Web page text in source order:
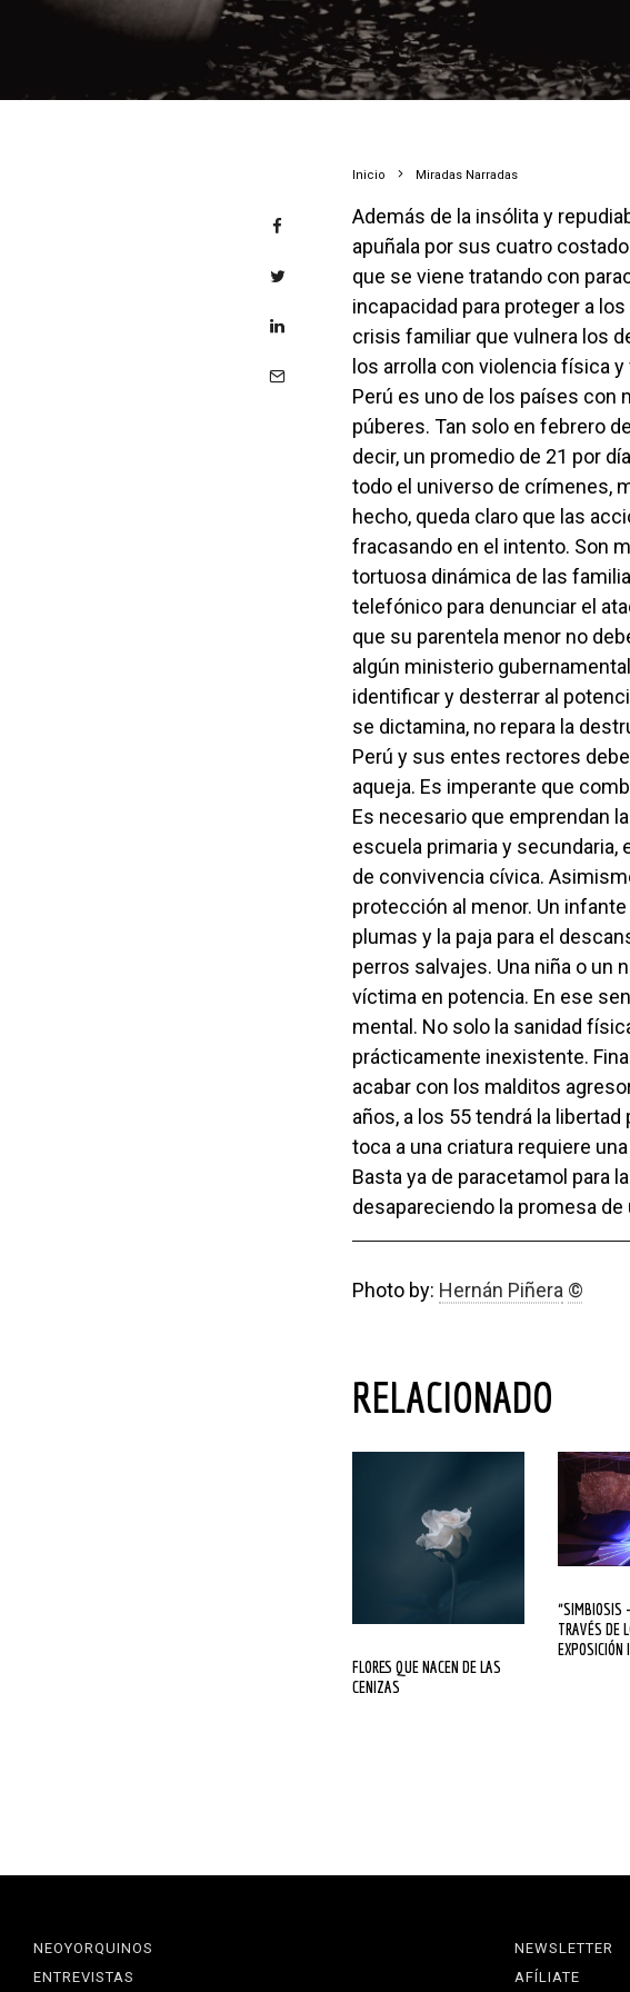
Inicio Miradas Narradas
Además de la insólita y repudiable crisis política en el Perú, existe otra que lo
apuñala por sus cuatro
que se viene tratando con
incapacidad para proteger a
crisis familiar que vulnera los
los arrolla con violencia física
Perú es uno de los países con
púberes. Tan solo en febrero
decir, un promedio de 21 por
todo el universo de crímenes,
hecho, queda claro que las
fracasando en el intento. Son
tortuosa dinámica de las
telefónico para denunciar el
que su parentela menor no
algún ministerio
identificar y desterrar al
se dictamina, no repara la
Perú y sus entes rectores
aqueja. Es imperante que
Es necesario que emprendan
escuela primaria y
de convivencia cívica.
protección al menor. Un
plumas y la paja para el
perros salvajes. Una niña o un
víctima en potencia. En ese
mental. No solo la sanidad
prácticamente inexistente.
acabar con los malditos
años, a los 55 tendrá la
toca a una criatura requiere
Basta ya de paracetamol para
desapareciendo la promesa
Photo by: Hernán Piñera ©
RELACIONADO
FLORES QUE NACEN DE LAS
CENIZAS
“SIMBIOSIS – LA CONEXIÓN A
TRAVÉS DE
EXPOSICIÓN
NEOYORQUINOS
ENTREVISTAS
NEWSLETTER
AFÍLIATE